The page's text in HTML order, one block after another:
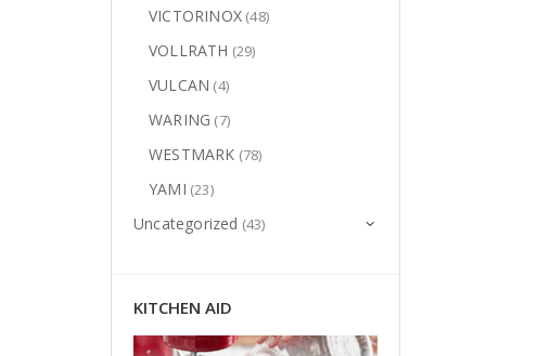
VICTORINOX (48)
VOLLRATH (29)
VULCAN (4)
WARING (7)
WESTMARK (78)
YAMI (23)
Uncategorized (43)
KITCHEN AID